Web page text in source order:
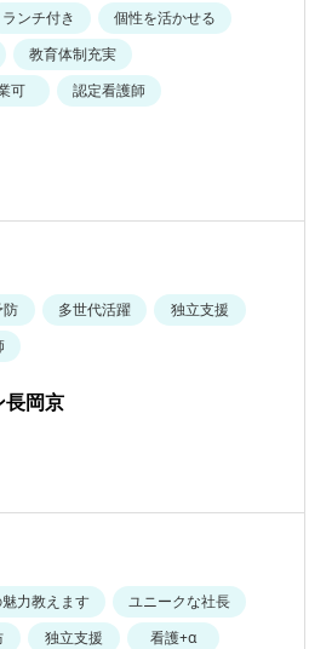
ランチ付き
個性を活かせる
教育体制充実
可 認定看護師
防 多世代活躍
独立支援
長岡京
魅力教えます
ユニークな社長
独立支援
看護+α